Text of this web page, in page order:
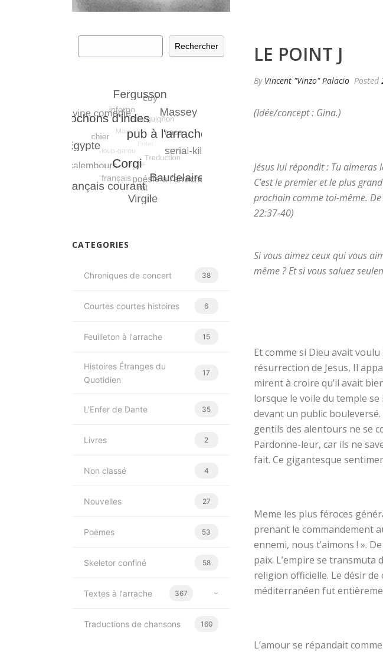
LE POINT J
By Vincent "Vinzo" Palacio Posted
(Idée/concept : Gina.)
Jésus lui répondit : Tu
C’est le premier et le plus
prochain comme toi-même.
22:37-40)
Si vous aimez ceux qui vous
même ? Et si vous saluez
Et comme si Dieu avait
résurrection de Jesus, Il
mirent à croire qu’il avait
lorsque le voile du temple
devant un public
gentils des alentours ne se
Pardonne-leur, car ils ne
fait. Ce gigantesque
Meme les plus féroces
prenant le commandement
ennemi, nous t’aimons ! ».
paix. L’empire se
religion officielle. Le désir
méditerranéen fut
L’amour se répandait
Rechercher
CATEGORIES
Chroniques de concert 38
Courtes courtes histoires 6
Feuilleton à l'arrache 15
Histoires Étranges du
Quotidien
17
L'Enfer de Dante 35
Livres 2
Non classé 4
Nouvelles 27
Poèmes 53
Skeletor confiné 58
Textes à l'arrache 367
Traductions de chansons 160